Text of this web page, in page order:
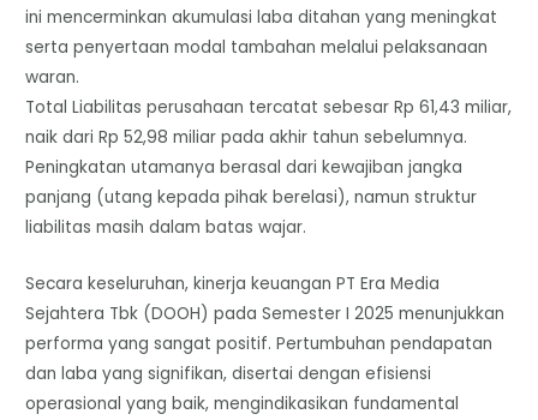
ini mencerminkan akumulasi laba ditahan yang meningkat
serta penyertaan modal tambahan melalui pelaksanaan
waran.
​Total Liabilitas perusahaan tercatat sebesar Rp 61,43 miliar,
naik dari Rp 52,98 miliar pada akhir tahun sebelumnya.
Peningkatan utamanya berasal dari kewajiban jangka
panjang (utang kepada pihak berelasi), namun struktur
liabilitas masih dalam batas wajar.
Secara keseluruhan, kinerja keuangan PT Era Media
Sejahtera Tbk (DOOH) pada Semester I 2025 menunjukkan
performa yang sangat positif. Pertumbuhan pendapatan
dan laba yang signifikan, disertai dengan efisiensi
operasional yang baik, mengindikasikan fundamental